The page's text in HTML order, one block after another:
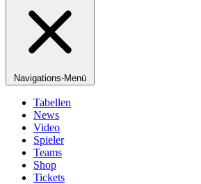
Navigations-Menü
Tabellen
News
Video
Spieler
Teams
Shop
Tickets